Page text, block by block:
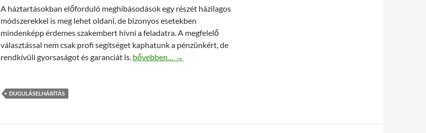
A háztartásokban előforduló meghibásodások egy részét házilagos
módszerekkel is meg lehet oldani, de bizonyos esetekben
mindenképp érdemes szakembert hívni a feladatra. A megfelelő
választással nem csak profi segítséget kaphatunk a pénzünkért, de
rendkívüli gyorsaságot és garanciát is. Azonnali duguláselhárítás lakásban, kertben
bővebben… →
DUGULÁSELHÁRÍTÁS